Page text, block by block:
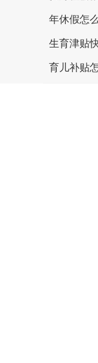
年休假怎
生育津贴
育儿补贴